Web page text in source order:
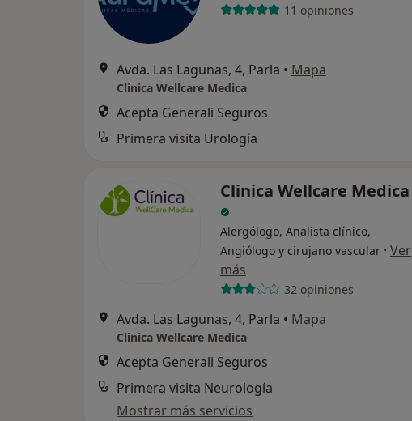
11 opiniones
Avda. Las Lagunas, 4, Parla • Mapa
Clinica Wellcare Medica
Acepta Generali Seguros
Primera visita Urología
Clinica Wellcare Medica
Alergólogo, Analista clínico,
Angiólogo y cirujano vascular · Ver
más
32 opiniones
Avda. Las Lagunas, 4, Parla • Mapa
Clinica Wellcare Medica
Acepta Generali Seguros
Primera visita Neurología
Mostrar más servicios